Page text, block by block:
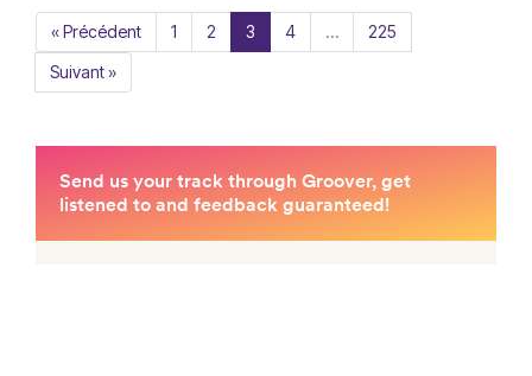
« Précédent 1 2 3 4 …
225
Suivant »